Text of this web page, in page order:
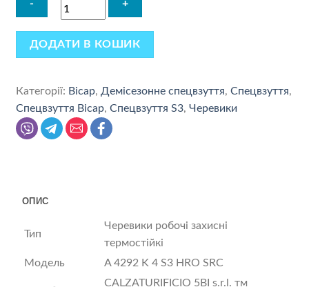
ДОДАТИ В КОШИК
Категорії: Bicap, Демісезонне спецвзуття,Спецвзуття,
Спецвзуття Bicap,Спецвзуття S3,Черевики
ОПИС
Тип
Черевики робочі захисні
термостійкі
Модель
A 4292 K 4 S3 HRO SRC
CALZATURIFICIO 5BI s.r.l. тм